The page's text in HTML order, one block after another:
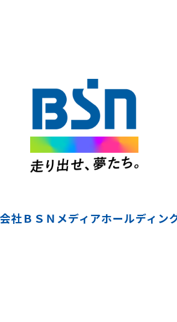
社ＢＳＮメディアホールディン